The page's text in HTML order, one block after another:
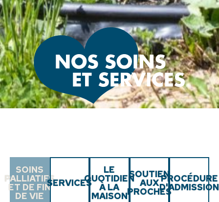
SOINS
PALLIATIFS
ET DE FIN
DE VIE
SERVICES
LE
QUOTIDIEN
À LA
MAISON
SOUTIEN
AUX
PROCHES
PROCÉDURE
D'ADMISSION